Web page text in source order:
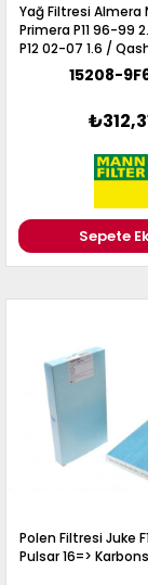
Yağ Filtresi Almera
Primera P11 96-99
P12 02-07 1.6 /
13 1.6 / Juke F15 10-
Benzinli Motorlar
15208-
Sepete
Polen Filtresi Juke
Pulsar 16=>